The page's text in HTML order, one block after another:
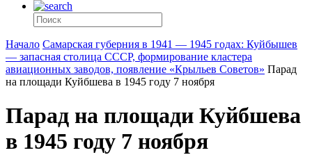
Начало Самарская губерния в 1941 — 1945 годах: Куйбышев
— запасная столица СССР, формирование кластера
авиационных заводов, появление «Крыльев Советов» Парад
на площади Куйбшева в 1945 году 7 ноября
Парад на площади Куйбшева
в 1945 году 7 ноября